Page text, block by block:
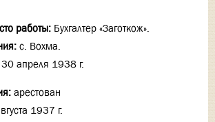
работы: Бухгалтер «Заготкож».
с. Вохма.
30 апреля 1938 г.
арестован
1937 г.